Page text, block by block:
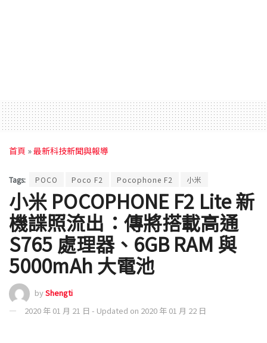
首頁 »最新科技新聞與報導
Tags: POCO Poco F2 Pocophone F2 小米
小米 POCOPHONE F2 Lite 新
機諜照流出：傳將搭載高通
S765 處理器、6GB RAM 與
5000mAh 大電池
byShengti
2020 年 01 月 21 日 - Updated on 2020 年 01 月 22 日